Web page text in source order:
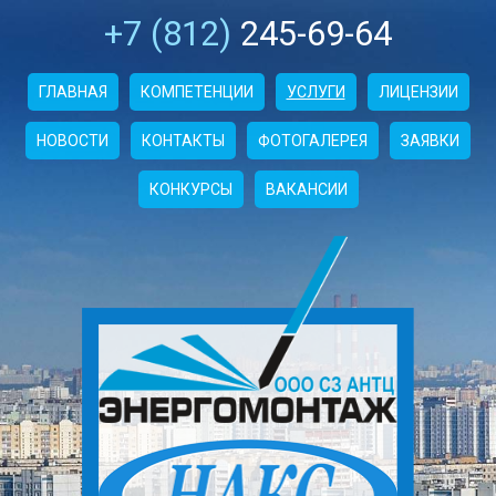
+7 (812) 245-69-64
ГЛАВНАЯ КОМПЕТЕНЦИИ УСЛУГИ ЛИЦЕНЗИИ
НОВОСТИ КОНТАКТЫ ФОТОГАЛЕРЕЯ ЗАЯВКИ
КОНКУРСЫ ВАКАНСИИ